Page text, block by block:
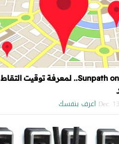
Sunpath on map.. لمعرفة توقيت التقاط
Dec. اعرف بنفسك